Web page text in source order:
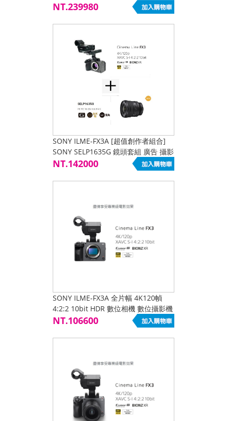
4:2:2 4K/120p E接環 公司貨
NT.239980
SONY ILME-FX3A [超值創作者組合]
SONY SELP1635G 鏡頭套組 廣告 攝影
婚攝 短片 紀錄 演講 會議 YT 公司貨
NT.142000
SONY ILME-FX3A 全片幅 4K120幀
4:2:2 10bit HDR 數位相機 數位攝影機
鏡頭可換式 低光源 高動態 錄影 攝影
NT.106600